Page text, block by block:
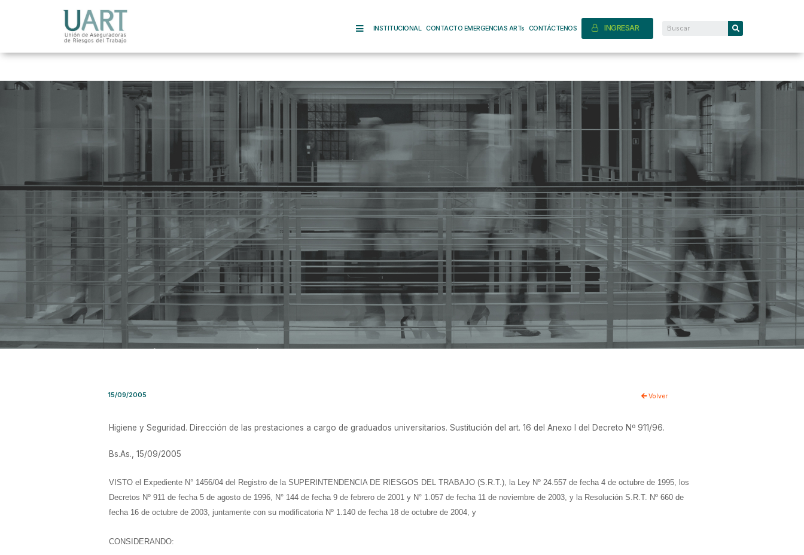
INSTITUCIONAL CONTACTO EMERGENCIAS ARTs CONTÁCTENOS INGRESAR
Resolución SRT Nro. 1830 / 2005
15/09/2005 Volver
Higiene y Seguridad. Dirección de las prestaciones a cargo de graduados universitarios. Sustitución del art. 16 del Anexo I del Decreto Nº 911/96.
Bs.As., 15/09/2005
VISTO el Expediente N° 1456/04 del Registro de la SUPERINTENDENCIA DE RIESGOS DEL TRABAJO (S.R.T.), la Ley Nº 24.557 de fecha 4 de octubre de 1995, los
Decretos Nº 911 de fecha 5 de agosto de 1996, N° 144 de fecha 9 de febrero de 2001 y N° 1.057 de fecha 11 de noviembre de 2003, y la Resolución S.R.T. Nº 660 de
fecha 16 de octubre de 2003, juntamente con su modificatoria Nº 1.140 de fecha 18 de octubre de 2004, y
CONSIDERANDO: